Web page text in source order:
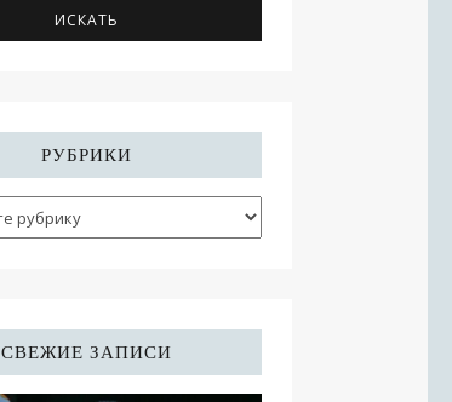
РУБРИКИ
СВЕЖИЕ ЗАПИСИ